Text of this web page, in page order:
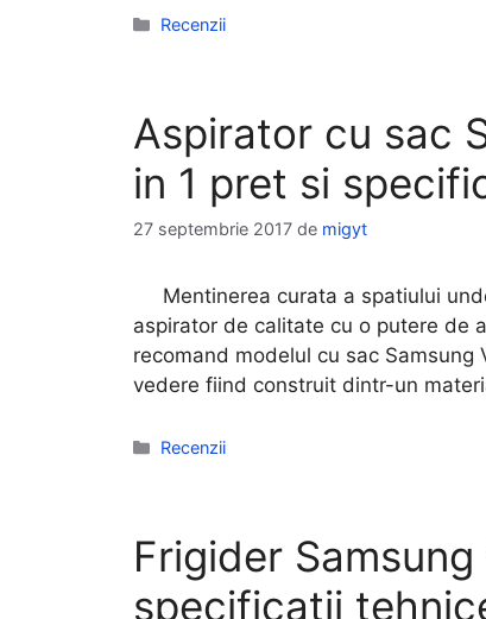
Categorii
Recenzii
Aspirator cu sac
in 1 pret si
27 septembrie 2017 de migyt
Mentinerea curata a spatiului
aspirator de calitate cu o putere de
recomand modelul cu sac Samsung
vedere fiind construit dintr-un
Categorii
Recenzii
Frigider
specificatii